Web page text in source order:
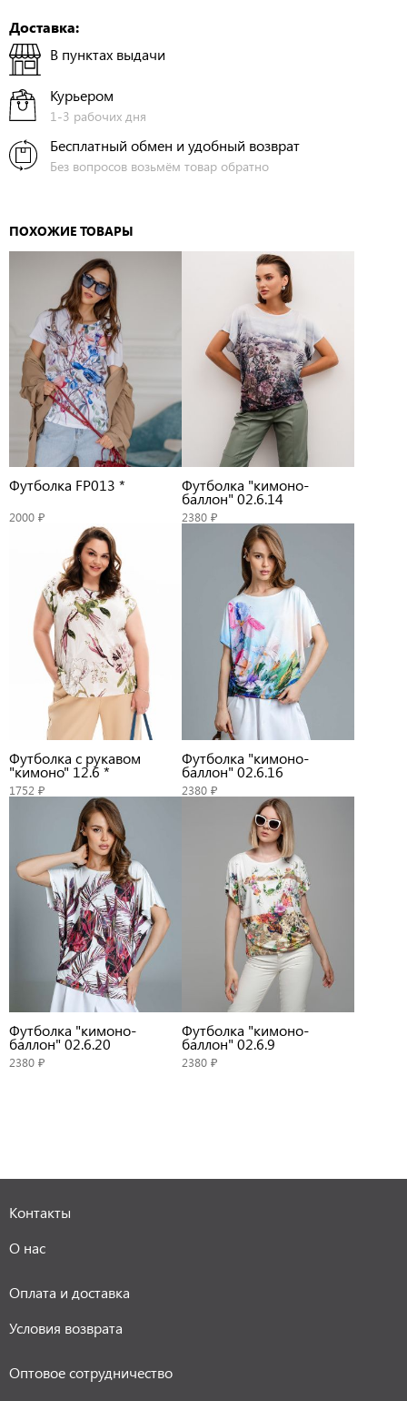
Доставка:
В пунктах выдачи
Курьером
1-3 рабочих дня
Бесплатный обмен и удобный возврат
Без вопросов возьмём товар обратно
ПОХОЖИЕ ТОВАРЫ
Футболка FP013 *
2000 ₽
Футболка "кимоно-
баллон" 02.6.14
2380 ₽
Футболка с рукавом
"кимоно" 12.6 *
1752 ₽
Футболка "кимоно-
баллон" 02.6.16
2380 ₽
Футболка "кимоно-
баллон" 02.6.20
2380 ₽
Футболка "кимоно-
баллон" 02.6.9
2380 ₽
Контакты
О нас
Оплата и доставка
Условия возврата
Оптовое сотрудничество